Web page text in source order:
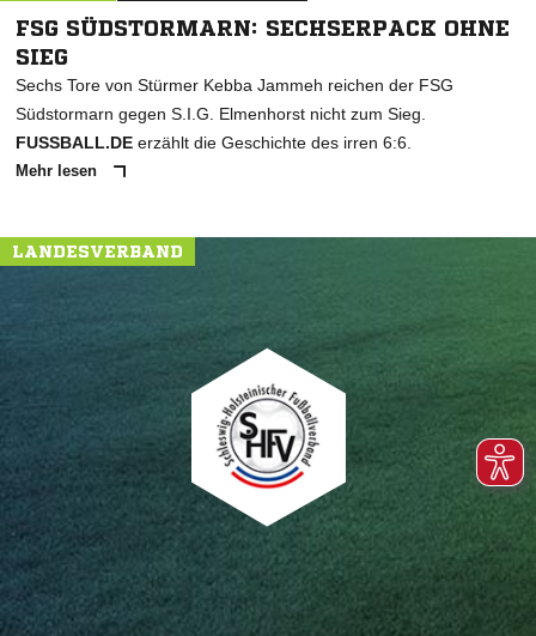
FSG SÜDSTORMARN: SECHSERPACK OHNE
SIEG
Sechs Tore von Stürmer Kebba Jammeh reichen der FSG
Südstormarn gegen S.I.G. Elmenhorst nicht zum Sieg.
FUSSBALL.DE erzählt die Geschichte des irren 6:6.
Mehr lesen
LANDESVERBAND